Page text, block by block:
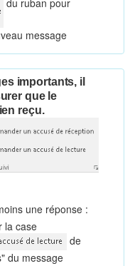
message
importants, il
que le
reçu.
une réponse :
la case
de
du message